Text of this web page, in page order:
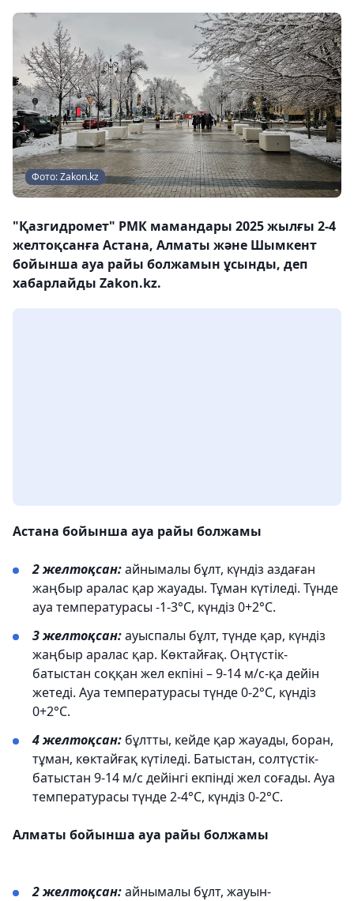
Фото: Zakon.kz
"Қазгидромет" РМК мамандары 2025 жылғы 2-4
желтоқсанға Астана, Алматы және Шымкент
бойынша ауа райы болжамын ұсынды, деп
хабарлайды Zakon.kz.
Астана бойынша ауа райы болжамы
2 желтоқсан:айнымалы бұлт, күндіз аздаған
жаңбыр аралас қар жауады. Тұман күтіледі. Түнде
ауа температурасы -1-3°C, күндіз 0+2°C.
3 желтоқсан:ауыспалы бұлт, түнде қар, күндіз
жаңбыр аралас қар. Көктайғақ. Оңтүстік-
батыстан соққан жел екпіні – 9-14 м/с-қа дейін
жетеді. Ауа температурасы түнде 0-2°C, күндіз
0+2°C.
4 желтоқсан: бұлтты, кейде қар жауады, боран,
тұман, көктайғақ күтіледі. Батыстан, солтүстік-
батыстан 9-14 м/с дейінгі екпінді жел соғады. Ауа
температурасы түнде 2-4°C, күндіз 0-2°C.
Алматы бойынша ауа райы болжамы
2 желтоқсан:айнымалы бұлт, жауын-